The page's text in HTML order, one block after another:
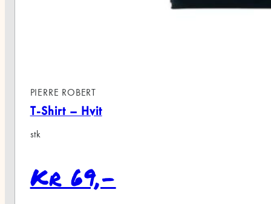
PIERRE ROBERT
T-Shirt – Hvit
stk
Kr 69,-